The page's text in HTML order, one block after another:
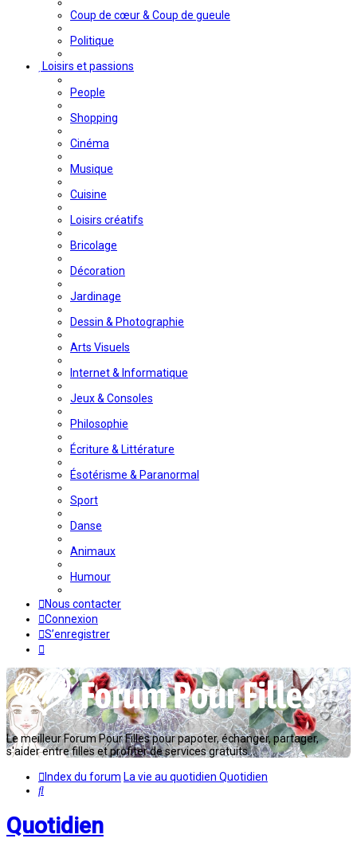
Coup de cœur & Coup de gueule
Politique
Loisirs et passions
People
Shopping
Cinéma
Musique
Cuisine
Loisirs créatifs
Bricolage
Décoration
Jardinage
Dessin & Photographie
Arts Visuels
Internet & Informatique
Jeux & Consoles
Philosophie
Écriture & Littérature
Ésotérisme & Paranormal
Sport
Danse
Animaux
Humour
Nous contacter
Connexion
S’enregistrer
Le meilleur Forum Pour Filles pour papoter, échanger, partager,
s'aider entre filles et profiter de services gratuits...
Index du forum La vie au quotidien Quotidien
Rechercher
Quotidien